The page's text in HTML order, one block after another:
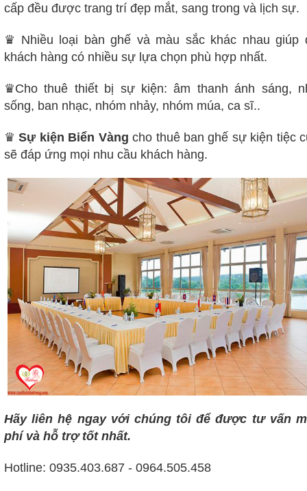
cấp đều được trang trí đẹp mắt, sang trong và lịch sự.
♛ Nhiều loại bàn ghế và màu sắc khác nhau giúp
khách hàng có nhiều sự lựa chọn phù hợp nhất.
♛Cho thuê thiết bị sự kiện: âm thanh ánh sáng,
sống, ban nhạc, nhóm nhảy, nhóm múa, ca sĩ..
♛Sự kiện Biển Vàng cho thuê ban ghế sự kiện tiệc
sẽ đáp ứng mọi nhu cầu khách hàng.
Hãy liên hệ ngay với chúng tôi để được tư vấn
phí và hỗ trợ tốt nhất.
Hotline: 0935.403.687 - 0964.505.458